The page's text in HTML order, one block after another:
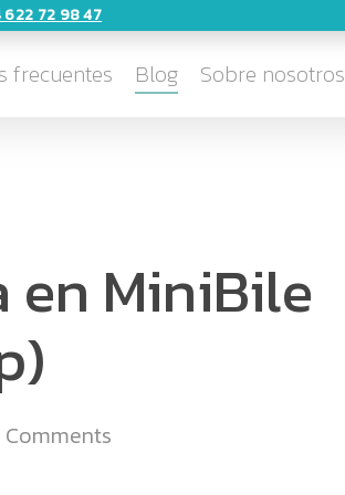
frecuentes Blog Sobre nosotros
en MiniBile
Comments
622 72 98 47